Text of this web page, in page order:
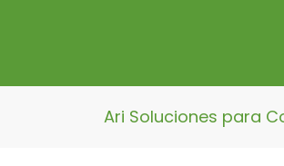
Ari Soluciones para